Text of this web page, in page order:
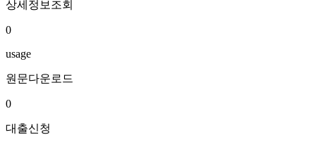
상세정보조회
0
usage
원문다운로드
0
대출신청